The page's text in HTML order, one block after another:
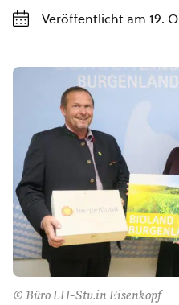
Veröffentlicht am 19.
© Büro LH-Stv.in Eisenkopf